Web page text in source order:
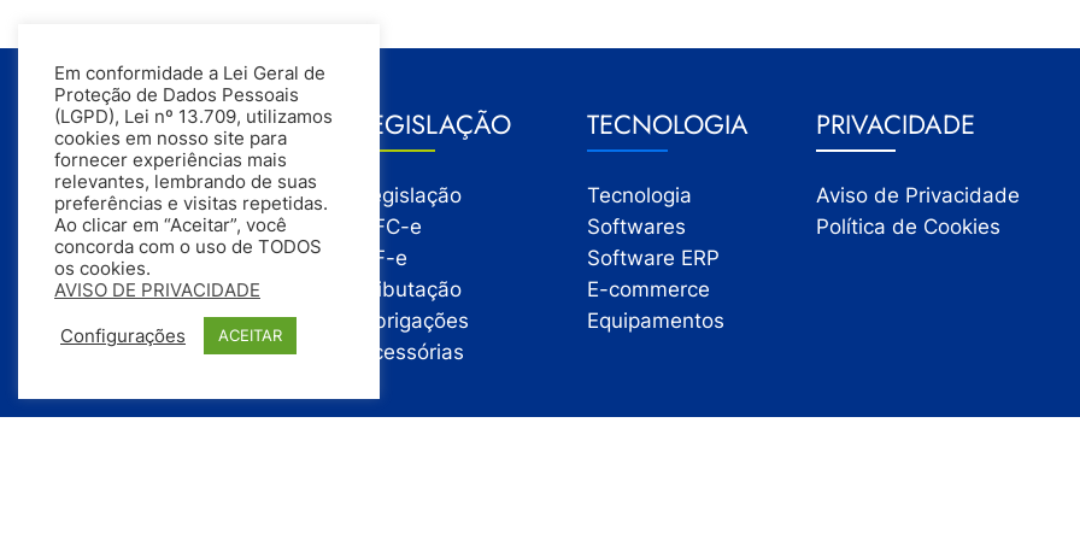
GESTÃO
Gestão
Gestão Financeira
Gestão de Pessoas
Compras
Estoque
Vendas
LEGISLAÇÃO
Legislação
NFC-e
NF-e
Tributação
Obrigações
Acessórias
TECNOLOGIA
Tecnologia
Softwares
Software ERP
E-commerce
Equipamentos
PRIVACIDADE
Aviso de Privacidade
Política de Cookies
Em conformidade a Lei Geral de
Proteção de Dados Pessoais
(LGPD), Lei nº 13.709, utilizamos
cookies em nosso site para
fornecer experiências mais
relevantes, lembrando de suas
preferências e visitas repetidas.
Ao clicar em “Aceitar”, você
concorda com o uso de TODOS
os cookies.
AVISO DE PRIVACIDADE
Configurações ACEITAR